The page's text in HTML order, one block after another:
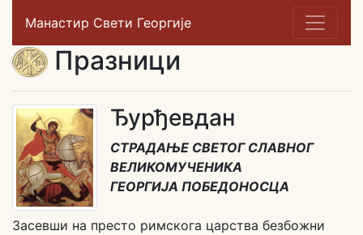
Манастир Свети Георгије
Празници
Ђурђевдан
СТРАДАЊЕ СВЕТОГ СЛАВНОГ
ВЕЛИКОМУЧЕНИКА
ГЕОРГИЈА ПОБЕДОНОСЦА
Засевши на престо римскога царства безбожни